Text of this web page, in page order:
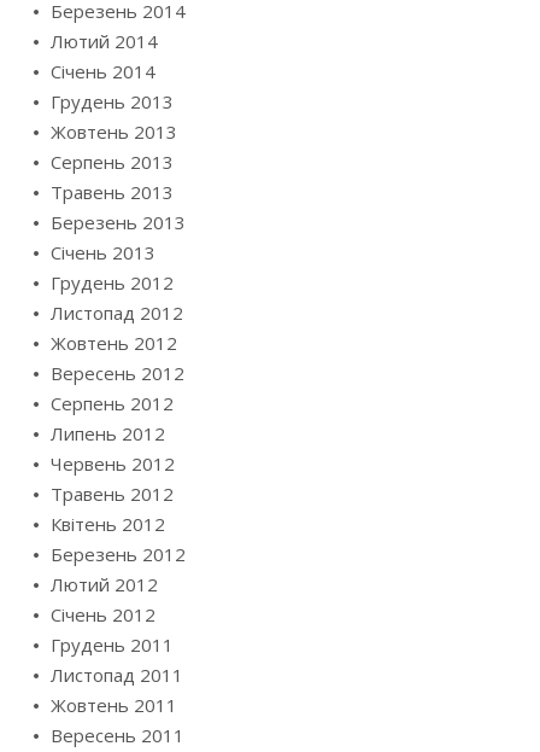
Березень 2014
Лютий 2014
Січень 2014
Грудень 2013
Жовтень 2013
Серпень 2013
Травень 2013
Березень 2013
Січень 2013
Грудень 2012
Листопад 2012
Жовтень 2012
Вересень 2012
Серпень 2012
Липень 2012
Червень 2012
Травень 2012
Квітень 2012
Березень 2012
Лютий 2012
Січень 2012
Грудень 2011
Листопад 2011
Жовтень 2011
Вересень 2011